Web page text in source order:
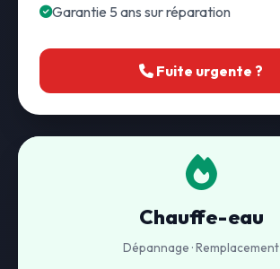
Garantie 5 ans sur réparation
Fuite urgente ?
Chauffe-eau
Dépannage · Remplacement